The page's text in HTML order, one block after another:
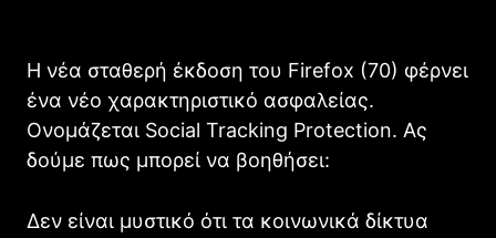
Η νέα σταθερή έκδοση του Firefox (70) φέρνει
ένα νέο χαρακτηριστικό ασφαλείας.
Ονομάζεται Social Tracking Protection. Ας
δούμε πως μπορεί να βοηθήσει:
Δεν είναι μυστικό ότι τα κοινωνικά δίκτυα